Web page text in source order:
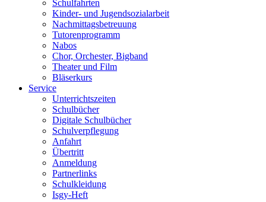
Schulfahrten
Kinder- und Jugendsozialarbeit
Nachmittagsbetreuung
Tutorenprogramm
Nabos
Chor, Orchester, Bigband
Theater und Film
Bläserkurs
Service
Unterrichtszeiten
Schulbücher
Digitale Schulbücher
Schulverpflegung
Anfahrt
Übertritt
Anmeldung
Partnerlinks
Schulkleidung
Isgy-Heft